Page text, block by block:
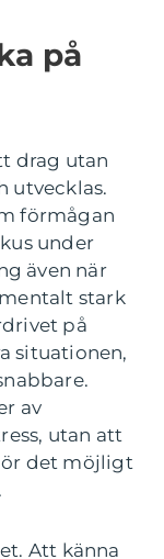
på
drag utan
utvecklas.
förmågan
under
även när
stark
på
situationen,
av
utan att
det möjligt
Att känna